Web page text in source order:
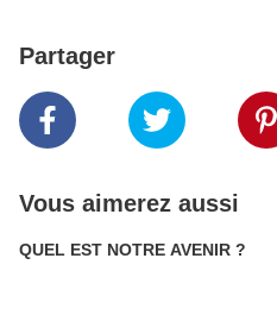
Partager
Vous aimerez aussi
QUEL EST NOTRE AVENIR ?